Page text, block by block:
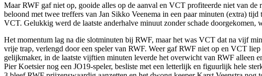
Maar RWF gaf niet op, gooide alles op de aanval en VCT profiteerde niet van
beloond met twee treffers van Jan Sikko Veenema in een paar minuten (extra)
VCT. Gelukkig werd de laatste anderhalve minuut zonder schade
Het momentum lag na die slotminuten bij RWF, maar het was VCT dat na vijf
vrije trap, verlengd door een speler van RWF. Weer gaf RWF niet op en VCT
gelijkmaker, in de laatste vijftien minuten leverde het overwicht van RWF alleen
Pier Koetsier nog een JO19-speler, besliste met een letterlijk en figuurlijk hele